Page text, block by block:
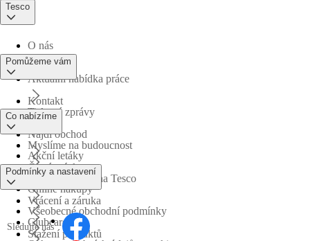
Tesco
O nás
Aktuální nabídka práce
Tiskové zprávy
Myslíme na budoucnost
Obchodní skupina Tesco
Pomůžeme vám
Kontakt
Najdi obchod
Časté otázky
Vrácení a záruka
Stažení produktů
Co nabízíme
Akční letáky
Online nákupy
Clubcard
Podmínky a nastavení
Všeobecné obchodní podmínky
Sledujte nás